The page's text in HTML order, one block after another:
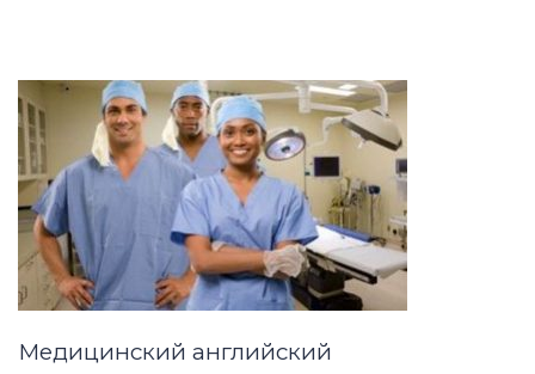
Медицинский английский